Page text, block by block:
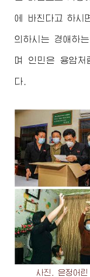
에 바친다고 하시
의하시는 경애하는
며 인민은 용암처
다.
사진. 은정어